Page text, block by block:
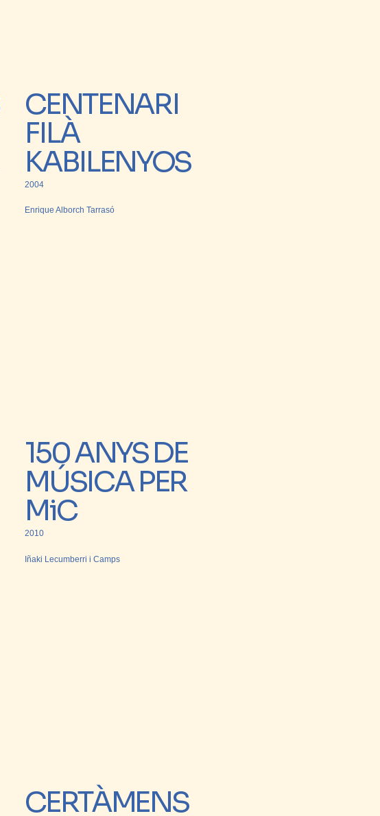
CENTENARI
FILÀ
KABILENYOS
2004
Enrique Alborch Tarrasó
150 ANYS DE
MÚSICA PER
MiC
2010
Iñaki Lecumberri i Camps
CERTÀMENS